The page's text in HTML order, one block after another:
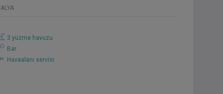
3 yüzme havuzu
Bar
Havaalanı servisi